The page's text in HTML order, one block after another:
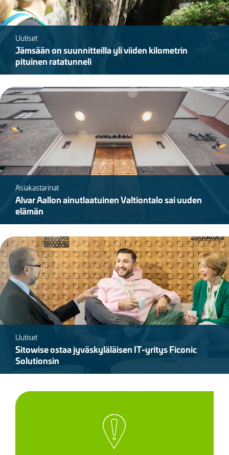
Uutiset
Jämsään on suunnitteilla yli viiden kilometrin
pituinen ratatunneli
Kuva
Asiakastarinat
Alvar Aallon ainutlaatuinen Valtiontalo sai uuden
elämän
Kuva
Uutiset
Sitowise ostaa jyväskyläläisen IT-yritys Ficonic
Solutionsin